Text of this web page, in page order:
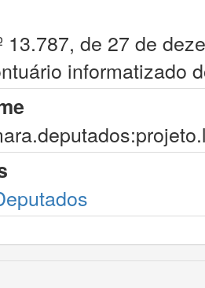
13.787, de 27 de
informatizado